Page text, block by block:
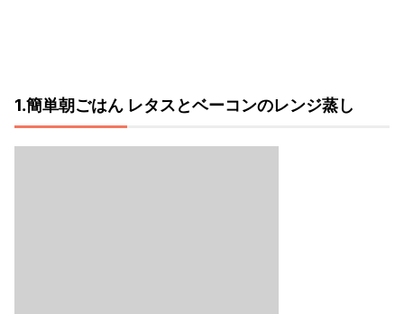
1.簡単朝ごはん レタスとベーコンのレンジ蒸し